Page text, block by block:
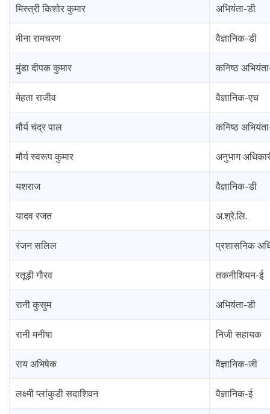
मिस्त्री किशोर कुमार अभियंता-डी
मीना रामचरण वैज्ञानिक-डी
मुंडा दीपक कुमार कनिष्ठ
मेहता राजीव वैज्ञानिक-एच
मौर्य चंद्र पाल कनिष्ठ
मौर्य स्वरूप कुमार अनुभाग
यशराज वैज्ञानिक-डी
यादव रजत अ.श्रे.लि.
रंजन सलिल प्रशासनिक
रतूड़ी गौरव तकनीशियन-ई
रानी कुसुम अभियंता-डी
रानी मनीषा निजी सहायक
राय अभिषेक वैज्ञानिक-जी
लक्ष्मी प्लांकुडी सदाशिवन वैज्ञानिक-ई